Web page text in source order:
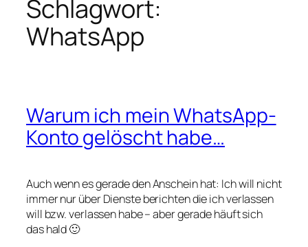
Schlagwort:
WhatsApp
Warum ich mein WhatsApp-
Konto gelöscht habe…
Auch wenn es gerade den Anschein hat: Ich will nicht
immer nur über Dienste berichten die ich verlassen
will bzw. verlassen habe – aber gerade häuft sich
das hald 🙂